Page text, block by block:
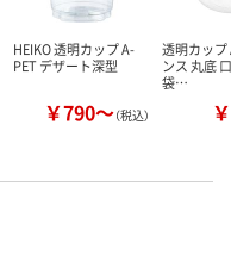
HEIKO 透明カップ A-
PET デザート深型
￥790～（税込）
透明カップ
ンス 丸底
袋…